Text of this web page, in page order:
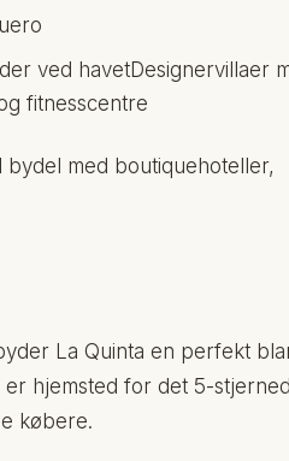
ved havetDesignervillaer
fitnesscentre
bydel med boutiquehoteller,
La Quinta en perfekt
hjemsted for det 5-
købere.